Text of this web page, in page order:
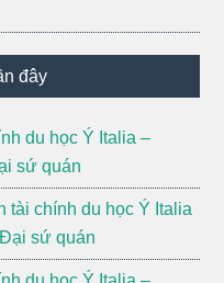
đây
du học Ý Italia –
sứ quán
tài chính du học Ý Italia
sứ quán